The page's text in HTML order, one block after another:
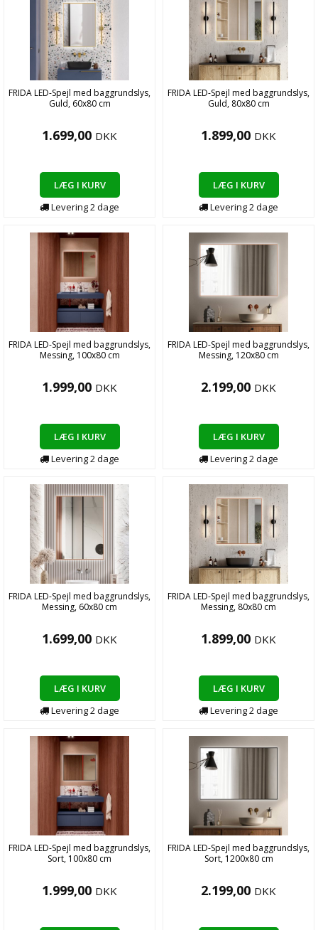
FRIDA LED-Spejl med baggrundslys,
Guld, 60x80 cm
1.699,00 DKK
LÆG I KURV
Levering2dage
FRIDA LED-Spejl med baggrundslys,
Guld, 80x80 cm
1.899,00 DKK
LÆG I KURV
Levering2dage
FRIDA LED-Spejl med baggrundslys,
Messing, 100x80 cm
1.999,00 DKK
LÆG I KURV
Levering2dage
FRIDA LED-Spejl med baggrundslys,
Messing, 120x80 cm
2.199,00 DKK
LÆG I KURV
Levering2dage
FRIDA LED-Spejl med baggrundslys,
Messing, 60x80 cm
1.699,00 DKK
LÆG I KURV
Levering2dage
FRIDA LED-Spejl med baggrundslys,
Messing, 80x80 cm
1.899,00 DKK
LÆG I KURV
Levering2dage
FRIDA LED-Spejl med baggrundslys,
Sort, 100x80 cm
1.999,00 DKK
FRIDA LED-Spejl med baggrundslys,
Sort, 1200x80 cm
2.199,00 DKK